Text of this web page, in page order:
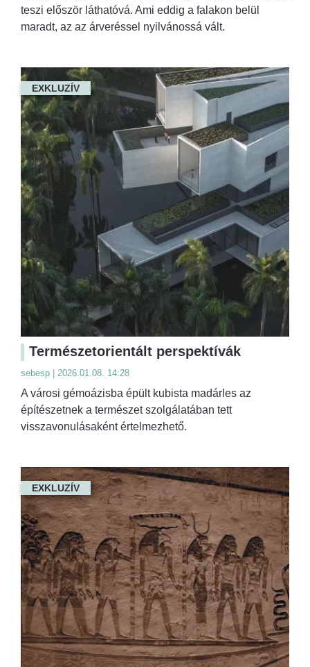
teszi először láthatóvá. Ami eddig a falakon belül
maradt, az az árveréssel nyilvánossá vált.
EXKLUZÍV
Természetorientált perspektívák
sebesp | 2026.01.08. 14:28
A városi gémoázisba épült kubista madárles az
építészetnek a természet szolgálatában tett
visszavonulásaként értelmezhető.
EXKLUZÍV